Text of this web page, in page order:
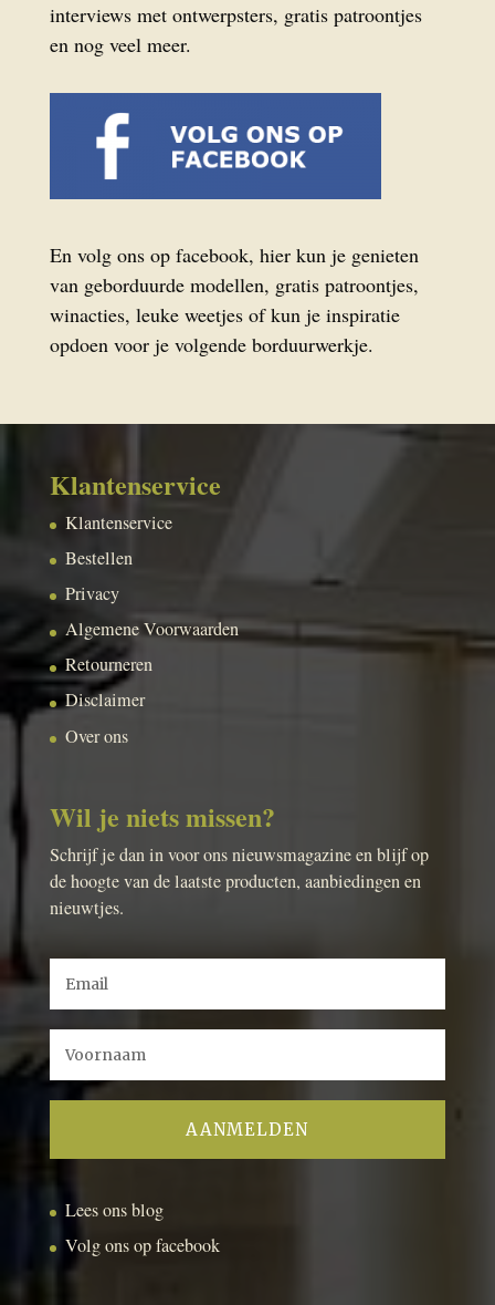
interviews met ontwerpsters, gratis patroontjes
en nog veel meer.
En volg ons op facebook, hier kun je genieten
van geborduurde modellen, gratis patroontjes,
winacties, leuke weetjes of kun je inspiratie
opdoen voor je volgende borduurwerkje.
Klantenservice
Klantenservice
Bestellen
Privacy
Algemene Voorwaarden
Retourneren
Disclaimer
Over ons
Wil je niets missen?
Schrijf je dan in voor ons nieuwsmagazine en blijf op
de hoogte van de laatste producten, aanbiedingen en
nieuwtjes.
Lees ons blog
Volg ons op facebook